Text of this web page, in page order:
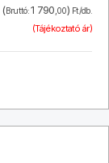
(Bruttó:1 790,00) Ft/db.
(Tájékoztató ár)